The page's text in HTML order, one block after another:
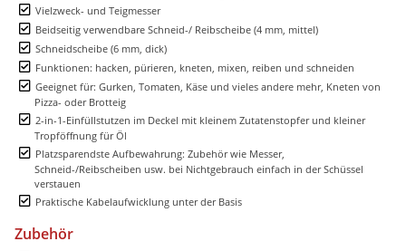
Vielzweck- und Teigmesser
Beidseitig verwendbare Schneid-/ Reibscheibe (4 mm, mittel)
Schneidscheibe (6 mm, dick)
Funktionen: hacken, pürieren, kneten, mixen, reiben und schneiden
Geeignet für: Gurken, Tomaten, Käse und vieles andere mehr, Kneten von
Pizza- oder Brotteig
2-in-1-Einfüllstutzen im Deckel mit kleinem Zutatenstopfer und kleiner
Tropföffnung für Öl
Platzsparendste Aufbewahrung: Zubehör wie Messer,
Schneid-/Reibscheiben usw. bei Nichtgebrauch einfach in der Schüssel
verstauen
Praktische Kabelaufwicklung unter der Basis
Zubehör